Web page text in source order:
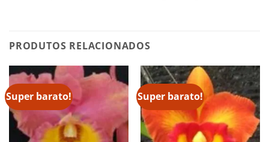
PRODUTOS RELACIONADOS
Super barato! Super barato!